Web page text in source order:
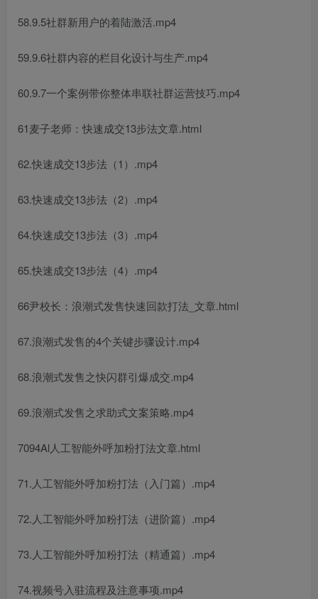
58.9.5社群新用户的着陆激活.mp4
59.9.6社群内容的栏目化设计与生产.mp4
60.9.7一个案例带你整体串联社群运营技巧.mp4
61麦子老师：快速成交13步法文章.html
62.快速成交13步法（1）.mp4
63.快速成交13步法（2）.mp4
64.快速成交13步法（3）.mp4
65.快速成交13步法（4）.mp4
66尹校长：浪潮式发售快速回款打法_文章.html
67.浪潮式发售的4个关键步骤设计.mp4
68.浪潮式发售之快闪群引爆成交.mp4
69.浪潮式发售之求助式文案策略.mp4
7094Al人工智能外呼加粉打法文章.html
71.人工智能外呼加粉打法（入门篇）.mp4
72.人工智能外呼加粉打法（进阶篇）.mp4
73.人工智能外呼加粉打法（精通篇）.mp4
74.视频号入驻流程及注意事项.mp4